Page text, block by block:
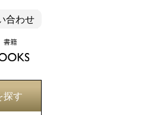
合わせ
探す